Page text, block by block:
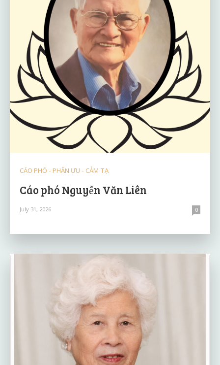
CÁO PHÓ - PHÂN ƯU - CẢM TẠ
Cáo phó Nguyễn Văn Liên
July 31, 2026 0